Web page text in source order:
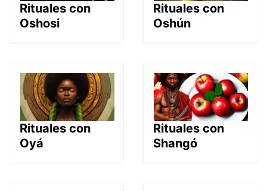
Rituales con
Oshosi
Rituales con
Oshún
Rituales con
Oyá
Rituales con
Shangó